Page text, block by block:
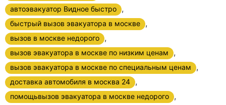
автоэвакуатор Видное быстро ,
быстрый вызов эвакуатора в москве ,
вызов в москве недорого ,
вызов эвакуатора в москве по низким ценам ,
вызов эвакуатора в москве по специальным ценам ,
доставка автомобиля в москва 24 ,
помощьвызов эвакуатора в москве недорого ,